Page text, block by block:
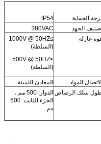
الحماية
IP54
الجهد
380VAC
عازلة
≥1000V @ 50HZ
(السلطة)
≥500V @ 50HZ
(السلطة)
المواد
المعادن الثمينة
سلك الرصاص
الدوار: 500 مم ،
الجزء الثابت: 500
مم